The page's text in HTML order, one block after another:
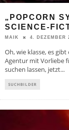
„POPCORN
SCIENCE-
MAIK 4. DEZEMBER
Oh, wie klasse, es
Agentur mit Vorliebe
suchen lassen, jetzt...
SUCHBILDER